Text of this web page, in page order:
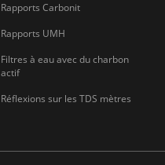
Rapports Carbonit
Rapports UMH
Filtres à eau avec du charbon
actif
Réflexions sur les TDS mètres